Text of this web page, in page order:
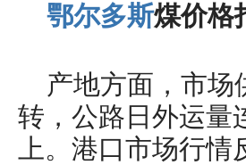
鄂尔多斯煤价格
产地方面，市场
转，公路日外运量
上。港口市场行情